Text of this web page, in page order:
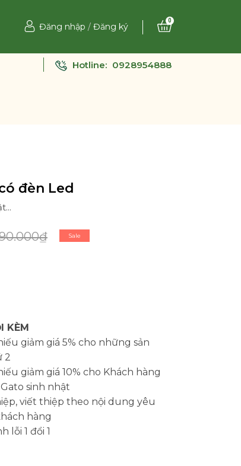
Đăng nhập / Đăng ký
0
Hotline: 0928954888
đèn Led
Sale
KÈM
giảm giá 5% cho những sản
2
giảm giá 10% cho Khách hàng
sinh nhật
viết thiệp theo nội dung yêu
hàng
lỗi 1 đổi 1